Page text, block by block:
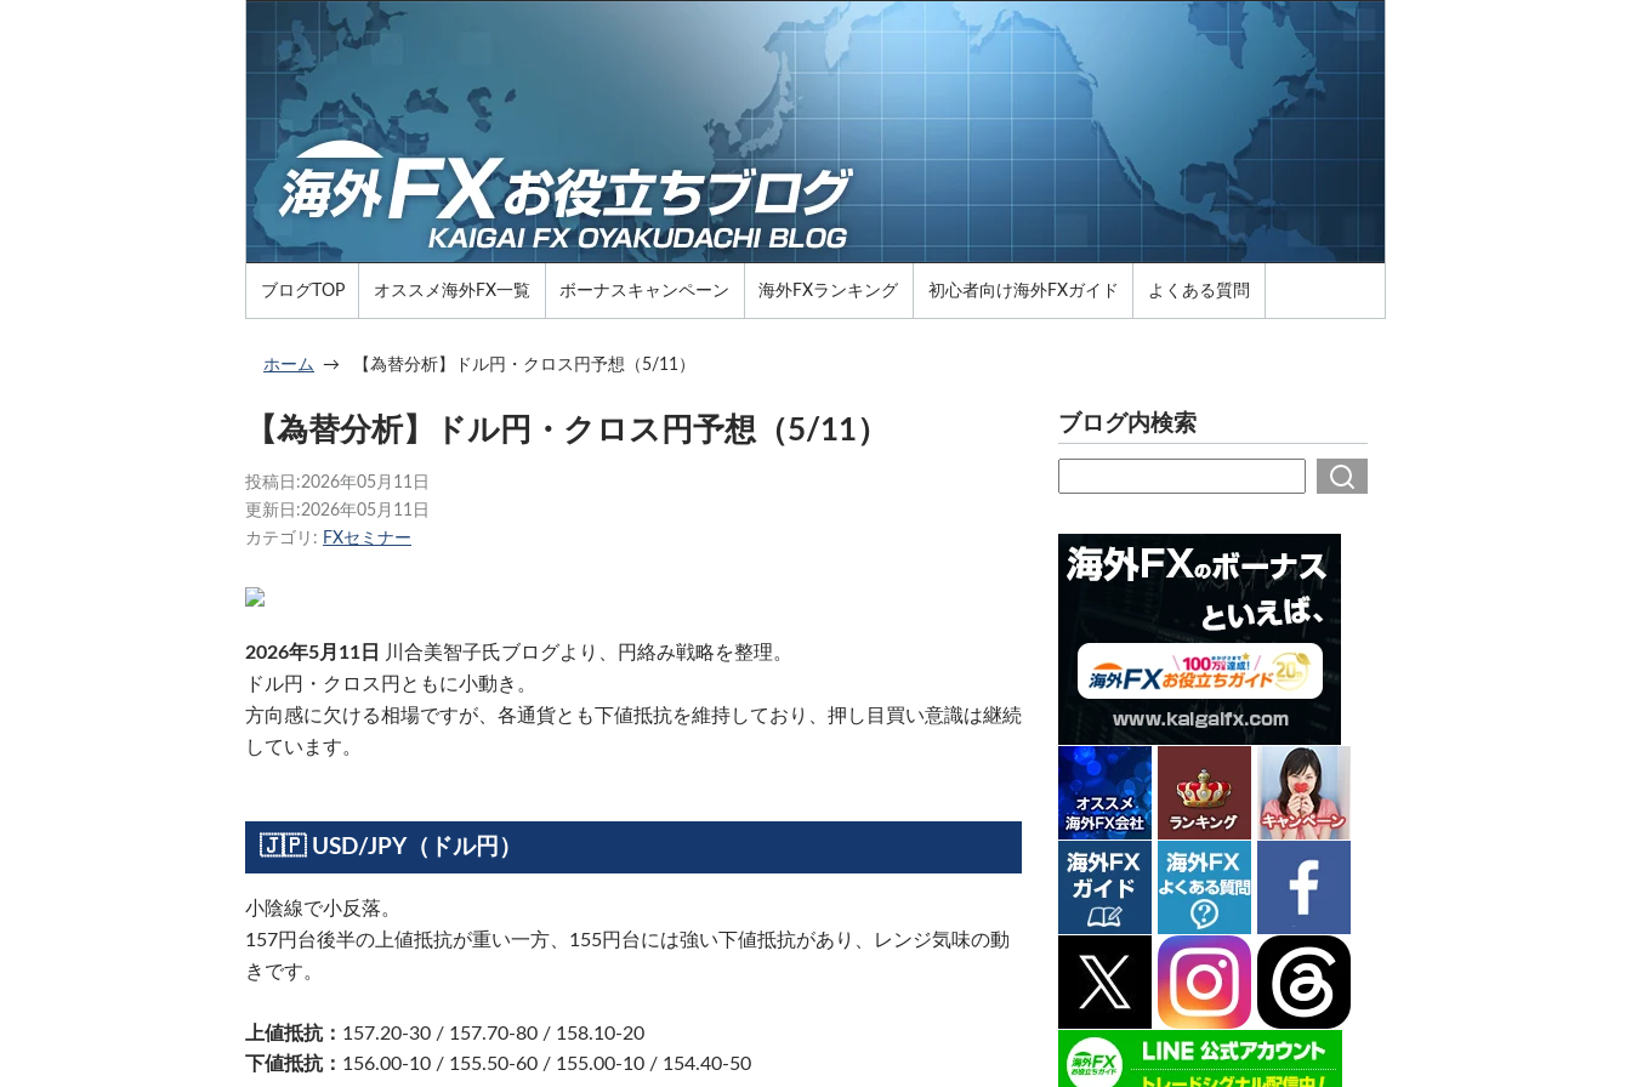
ブログTOP オススメ海外FX一覧 ボーナスキャンペーン 海外FXランキング 初心者向け海外FXガイド よくある質問
ホーム 【為替分析】ドル円・クロス円予想（5/11）
【為替分析】ドル円・クロス円予想（5/11）
投稿日:2026年05月11日
更新日:2026年05月11日
カテゴリ: FXセミナー
2026年5月11日
川合美智子氏ブログより、円絡み戦略を整理。
ドル円・クロス円ともに小動き。
方向感に欠ける相場ですが、各通貨とも下値抵抗を維持しており、押し目買い意識は継続
しています。
🇯🇵 USD/JPY（ドル円）
小陰線で小反落。
157円台後半の上値抵抗が重い一方、155円台には強い下値抵抗があり、レンジ気味の動
きです。
上値抵抗： 157.20-30 / 157.70-80 / 158.10-20
下値抵抗： 156.00-10 / 155.50-60 / 155.00-10 / 154.40-50
ブログ内検索